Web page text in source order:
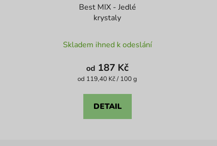
Best MIX - Jedlé
krystaly
hodnocení
produktu
je
z
Skladem ihned k odeslání
od 187 Kč
Měrná
od 119,40 Kč / 100 g
DETAIL